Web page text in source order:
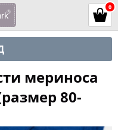
0
мериноса
80-